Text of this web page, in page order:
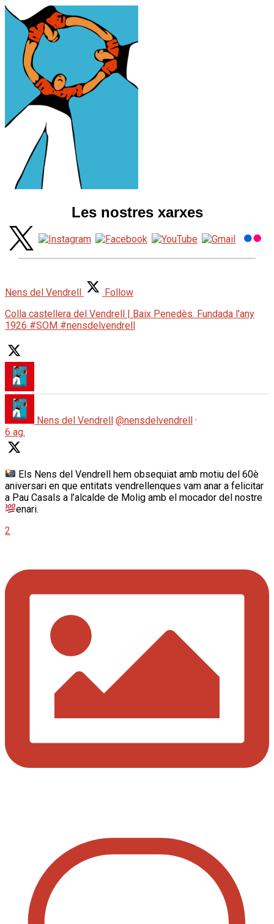
Les nostres xarxes
Nens del Vendrell
Follow
Colla castellera del Vendrell | Baix Penedès. Fundada l'any
1926 #SOM #nensdelvendrell
Nens del Vendrell @nensdelvendrell ·
6 ag.
Els Nens del Vendrell hem obsequiat amb motiu del 60è
aniversari en que entitats vendrellenques vam anar a felicitar
a Pau Casals a l’alcalde de Molig amb el mocador del nostre
enari.
2